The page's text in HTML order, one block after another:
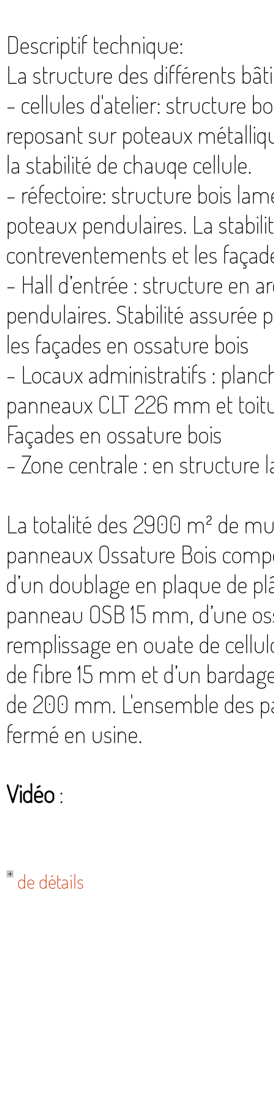
Descriptif technique:
La structure des différents
- cellules d'atelier: structure
reposant sur poteaux
la stabilité de chauqe cellule.
- réfectoire: structure bois
poteaux pendulaires. La
contreventements et les
- Hall d’entrée : structure en
pendulaires. Stabilité assurée
les façades en ossature bois
- Locaux administratifs :
panneaux CLT 226 mm et
Façades en ossature bois
- Zone centrale : en structure
La totalité des 2900 m² de
panneaux Ossature Bois
d’un doublage en plaque de
panneau OSB 15 mm, d’une
remplissage en ouate de
de fibre 15 mm et d’un
de 200 mm. L'ensemble des
fermé en usine.
Vidéo :
de détails